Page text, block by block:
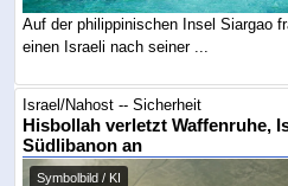
Auf der philippinischen Insel Siargao
einen Israeli nach seiner ...
Israel/Nahost -- Sicherheit
Hisbollah verletzt Waffenruhe,
Südlibanon an
Symbolbild / KI